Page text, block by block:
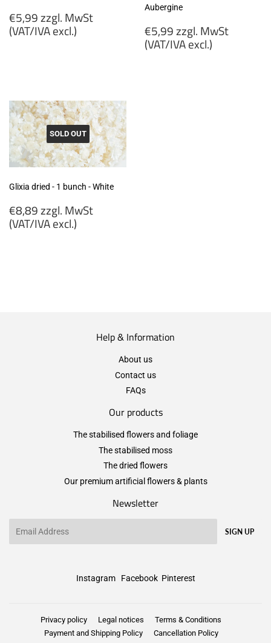
Regular
price
€5,99 zzgl. MwSt
(VAT/IVA excl.)
excl.)
Aubergine
Regular
price
€5,99 zzgl. MwSt
(VAT/IVA excl.)
SOLD OUT
Glixia dried - 1 bunch - White
Regular
price
€8,89 zzgl. MwSt
(VAT/IVA excl.)
Help & Information
About us
Contact us
FAQs
Our products
The stabilised flowers and foliage
The stabilised moss
The dried flowers
Our premium artificial flowers & plants
Newsletter
SIGN UP
Instagram Facebook Pinterest
Privacy policy Legal notices
Terms & Conditions
Payment and Shipping Policy
Cancellation Policy